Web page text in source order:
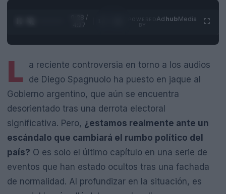
0:29 /
4:27
Ad hubMedia
L a reciente controversia en torno a los audios
de Diego Spagnuolo ha puesto en jaque al
Gobierno argentino, que aún se encuentra
desorientado tras una derrota electoral
significativa. Pero, ¿estamos realmente ante un
escándalo que cambiará el rumbo político del
país? O es solo el último capítulo en una serie de
eventos que han estado ocultos tras una fachada
de normalidad. Al profundizar en la situación, es